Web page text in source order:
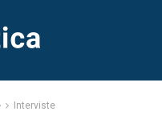
Interviste